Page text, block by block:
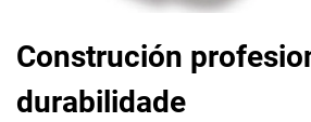
Construción
durabilidade